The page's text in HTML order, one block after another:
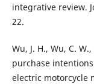
integrative review.
22.
Wu, J. H., Wu, C.
purchase
electric motorcycle